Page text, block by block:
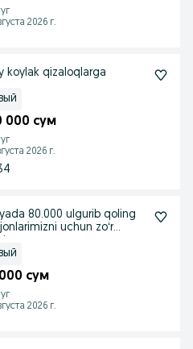
2026 г.
koylak qizaloqlarga
000 сум
2026 г.
80.000 ulgurib qoling
uchun zoʻr
сум
2026 г.